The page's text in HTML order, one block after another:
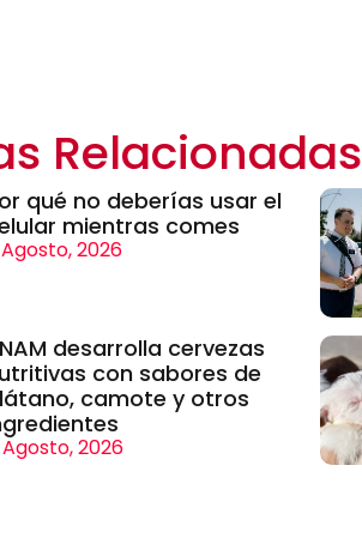
Relacionadas
qué no deberías usar el
mientras comes
2026
desarrolla cervezas
con sabores de
camote y otros
2026